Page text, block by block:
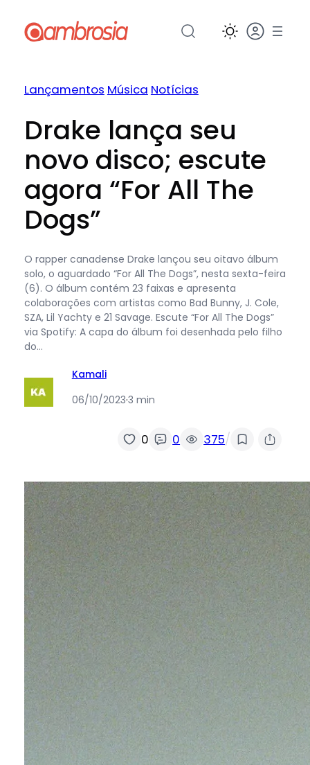
para
Lançamentos Música Notícias
Drake lança seu
novo disco; escute
agora “For All The
Dogs”
O rapper canadense Drake lançou seu oitavo álbum
solo, o aguardado “For All The Dogs”, nesta sexta-feira
(6). O álbum contém 23 faixas e apresenta
colaborações com artistas como Bad Bunny, J. Cole,
SZA, Lil Yachty e 21 Savage. Escute “For All The Dogs”
via Spotify: A capa do álbum foi desenhada pelo filho
do…
Kamali
06/10/2023·3 min
0 0 375/